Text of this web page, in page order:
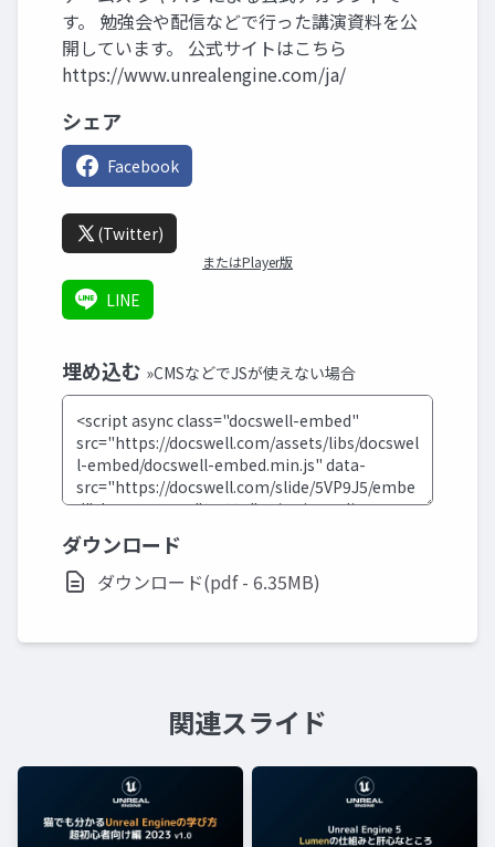
す。 勉強会や配信などで行った講演資料を公
開しています。 公式サイトはこちら
https://www.unrealengine.com/ja/
シェア
Facebook
(Twitter)
またはPlayer版
LINE
埋め込む »CMSなどでJSが使えない場合
ダウンロード
ダウンロード(pdf - 6.35MB)
関連スライド